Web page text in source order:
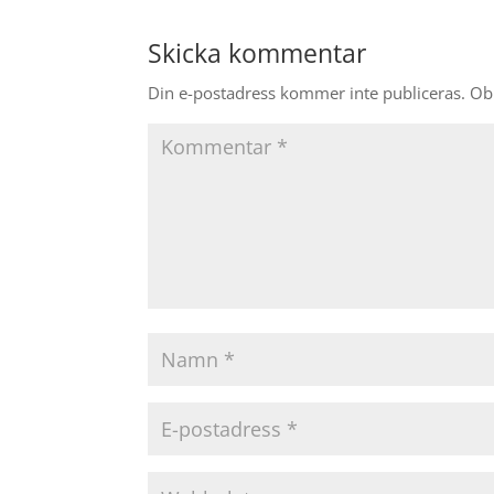
Skicka kommentar
Din e-postadress kommer inte publiceras.